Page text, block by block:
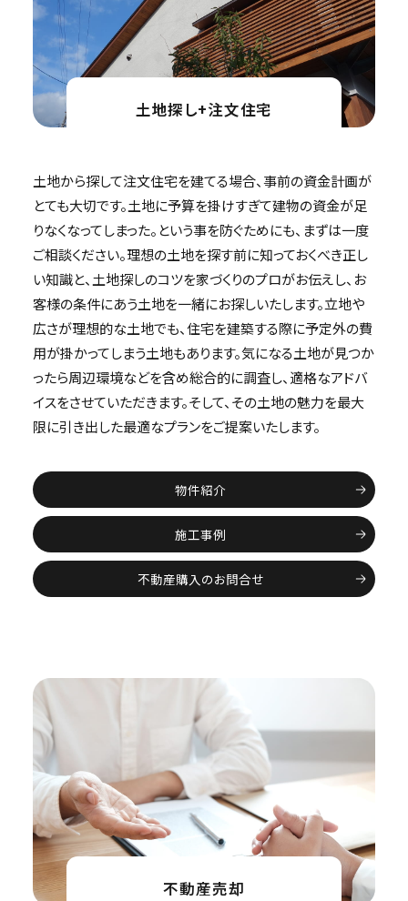
土地探し+注文住宅
土地から探して注文住宅を建てる場合、事前の資金計画が
とても大切です。土地に予算を掛けすぎて建物の資金が足
りなくなってしまった。という事を防ぐためにも、まずは一度
ご相談ください。理想の土地を探す前に知っておくべき正し
い知識と、土地探しのコツを家づくりのプロがお伝えし、お
客様の条件にあう土地を一緒にお探しいたします。立地や
広さが理想的な土地でも、住宅を建築する際に予定外の費
用が掛かってしまう土地もあります。気になる土地が見つか
ったら周辺環境などを含め総合的に調査し、適格なアドバ
イスをさせていただきます。そして、その土地の魅力を最大
限に引き出した最適なプランをご提案いたします。
物件紹介
施工事例
不動産購入のお問合せ
不動産売却